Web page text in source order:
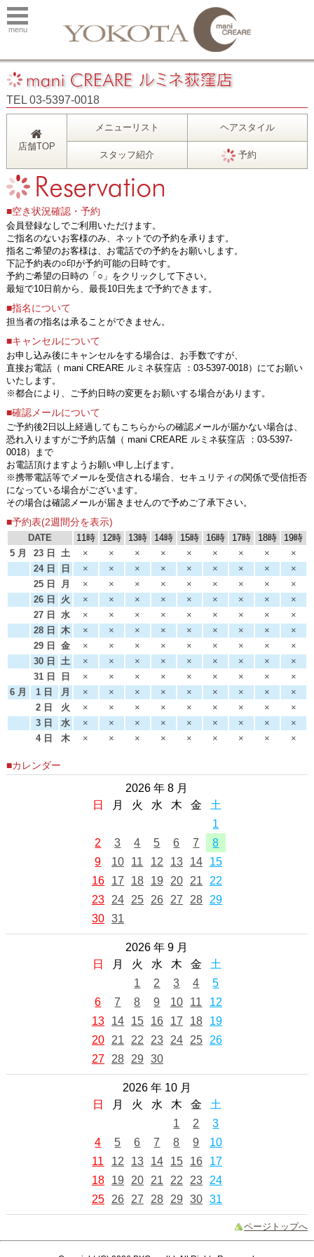
menu
TEL 03-5397-0018
店舗TOP
メニューリスト ヘアスタイル
スタッフ紹介 予約
■空き状況確認・予約
会員登録なしでご利用いただけます。
ご指名のないお客様のみ、ネットでの予約を承ります。
指名ご希望のお客様は、お電話での予約をお願いします。
下記予約表の○印が予約可能の日時です。
予約ご希望の日時の「○」をクリックして下さい。
最短で10日前から、最長10日先まで予約できます。
■指名について
担当者の指名は承ることができません。
■キャンセルについて
お申し込み後にキャンセルをする場合は、お手数ですが、
直接お電話（ mani CREARE ルミネ荻窪店 ：03-5397-0018）にてお願い
いたします。
※都合により、ご予約日時の変更をお願いする場合があります。
■確認メールについて
ご予約後2日以上経過してもこちらからの確認メールが届かない場合は、
恐れ入りますがご予約店舗（ mani CREARE ルミネ荻窪店 ：03-5397-
0018）まで
お電話頂けますようお願い申し上げます。
※携帯電話等でメールを受信される場合、セキュリティの関係で受信拒否
になっている場合がございます。
その場合は確認メールが届きませんので予めご了承下さい。
■予約表(2週間分を表示)
DATE 11時 12時 13時 14時 15時 16時 17時 18時
19時
5 月
23 日 土 × × × × × × × ×
×
24 日
日 × × × × × × × ×
×
25 日
月 × × × × × × × ×
×
26 日
火 × × × × × × × ×
×
27 日
水 × × × × × × × ×
×
28 日
木 × × × × × × × ×
×
29 日
金 × × × × × × × ×
×
30 日
土 × × × × × × × ×
×
31 日
日 × × × × × × × ×
×
6 月
1 日 月 × × × × × × × ×
×
2 日
火 × × × × × × × ×
×
3 日
水 × × × × × × × ×
×
4 日
木 × × × × × × × × ×
■カレンダー
2026 年 8 月
日
月 火 水 木 金
土
1
2
3 4 5 6 7
8
9
10 11 12 13 14
15
16
17 18 19 20 21
22
23
24 25 26 27 28
29
30 31
2026 年 9 月
日
月 火 水 木 金
土
1
2 3 4
5
6
7 8 9 10 11
12
13
14 15 16 17 18
19
20
21 22 23 24 25
26
27
28 29 30
2026 年 10 月
日
月 火 水 木 金
土
1
2
3
4
5 6 7 8 9
10
11
12 13 14 15 16
17
18
19 20 21 22 23
24
25
26 27 28 29 30 31
ページトップへ